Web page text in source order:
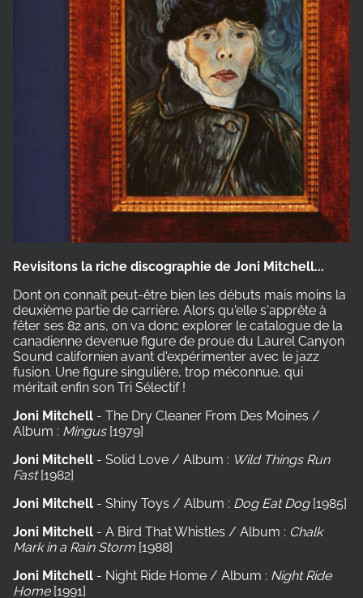
Revisitons la riche discographie de Joni Mitchell...
Dont on connaît peut-être bien les débuts mais moins la
deuxième partie de carrière. Alors qu'elle s'apprête à
fêter ses 82 ans, on va donc explorer le catalogue de la
canadienne devenue figure de proue du Laurel Canyon
Sound californien avant d'expérimenter avec le jazz
fusion. Une figure singulière, trop méconnue, qui
méritait enfin son Tri Sélectif !
Joni Mitchell - The Dry Cleaner From Des Moines /
Album : Mingus [1979]
Joni Mitchell - Solid Love / Album : Wild Things Run
Fast [1982]
Joni Mitchell - Shiny Toys / Album : Dog Eat Dog [1985]
Joni Mitchell - A Bird That Whistles / Album : Chalk
Mark in a Rain Storm [1988]
Joni Mitchell - Night Ride Home / Album : Night Ride
Home [1991]